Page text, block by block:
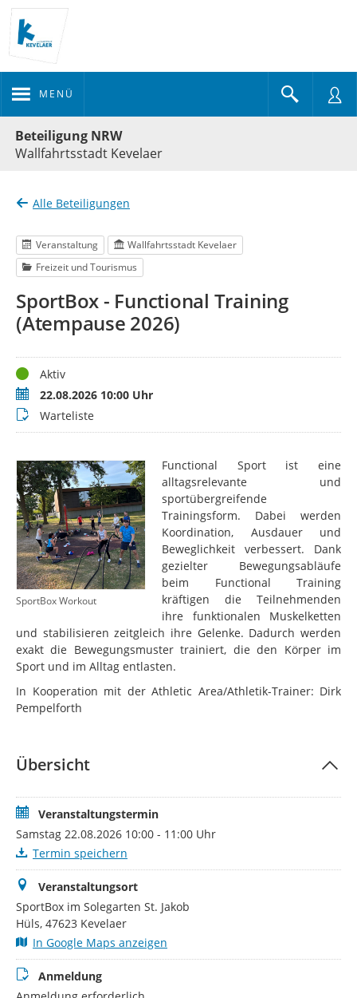
MENÜ
Beteiligung NRW
Wallfahrtsstadt Kevelaer
Alle Beteiligungen
Veranstaltung
Wallfahrtsstadt Kevelaer
Freizeit und Tourismus
SportBox - Functional Training
(Atempause 2026)
StatusAktiv
Termin22.08.2026 10:00 Uhr
Buchungsstatus
Warteliste
SportBox Workout
Functional Sport ist eine
alltagsrelevante und
sportübergreifende
Trainingsform. Dabei werden
Koordination, Ausdauer und
Beweglichkeit verbessert. Dank
gezielter Bewegungsabläufe
beim Functional Training
kräftigen die Teilnehmenden
ihre funktionalen Muskelketten
und stabilisieren zeitgleich ihre Gelenke. Dadurch werden
exakt die Bewegungsmuster trainiert, die den Körper im
Sport und im Alltag entlasten.
In Kooperation mit der Athletic Area/Athletik-Trainer: Dirk
Pempelforth
Übersicht
Veranstaltungstermin
Samstag 22.08.2026 10:00 - 11:00 Uhr
Termin speichern
Veranstaltungsort
SportBox im Solegarten St. Jakob
Hüls, 47623 Kevelaer
In Google Maps anzeigen
Anmeldung